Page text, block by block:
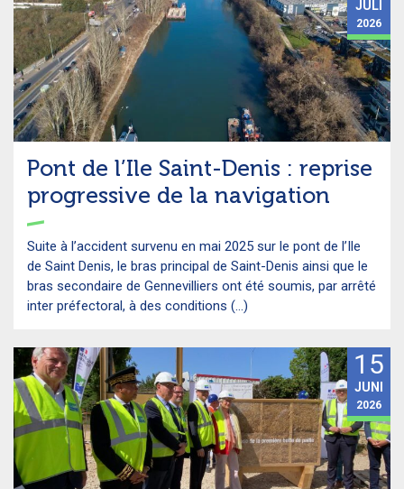
Pont de l’Ile Saint-Denis : reprise
progressive de la navigation
Suite à l’accident survenu en mai 2025 sur le pont de l’Ile
de Saint Denis, le bras principal de Saint-Denis ainsi que le
bras secondaire de Gennevilliers ont été soumis, par arrêté
inter préfectoral, à des conditions (...)
JULI
2026
15
JUNI
2026